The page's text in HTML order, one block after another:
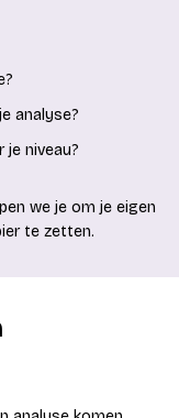
analyse?
niveau?
we je om je eigen
te zetten.